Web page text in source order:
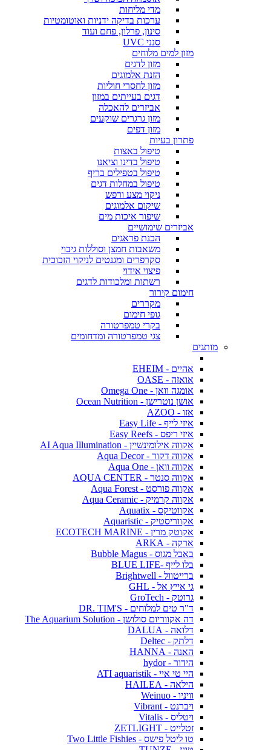
מדי מליחות
ערכות בדיקה ידניות ואוטומטיות
סינון, פרלון, פחם ועוד
סנני UVC
מזון למים מלוחים
מזון לדגים
הזנת אלמוגים
מזון לחסרי חוליות
דגים בעייתים במזון
אביזרים להאכלה
מזון גרגרים שוקעים
מזון דפים
פתרון בעיות
טיפול באצות
טיפול בדינו וציאנו
טיפול בטפילים בריף
טיפול במחלות דגים
ניקוי מצע ורפש
שיקום אלמוגים
שיפור איכות מים
אביזרים שימושיים
הכנת פראגים
משאבות חמצן וסוללות גיבוי
סקרפרים ומגנטים לניקוי הזכוכית
פיצוי אידוי
רשתות ומלכודות לדגים
חימום קירור
מקררים
גופי חימום
בקרי טמפרטורה
צגי טמפרטורה ומדחומים
מותגים
אהיים - EHEIM
אואזה - OASE
אומגה וואן - Omega One
אושן נוטרישן - Ocean Nutrition
אזו - AZOO
איזי לייף - Easy Life
איזי ריפס - Easy Reefs
אקווה אילומינשיין - AI Aqua Illumination
אקווה דקור - Aqua Decor
אקווה וואן - Aqua One
אקווה סנטר - AQUA CENTER
אקווה פורסט - Aqua Forest
אקווה קרמיק - Aqua Ceramic
אקווטיקס - Aquatix
אקווריסטיק - Aquaristic
אקוטק מרין - ECOTECH MARINE
ארקה - ARKA
באבל מגוס - Bubble Magus
בלו לייף -BLUE LIFE
ברייטוול - Brightwell
גי אייץ אל - GHL
גרוטק - GroTech
ד"ר טים למלוחים - DR. TIM'S
דה אקווריום סולושן - The Aquarium Solution
דלואה - DALUA
דלתק - Deltec
האנה - HANNA
הידור - hydor
היי טי איי - ATI aquaristik
הילאה - HAILEA
וויניו - Weinuo
ויברנט - Vibrant
ויטליס - Vitalis
זטלייט - ZETLIGHT
טו ליטל פישס - Two Little Fishies